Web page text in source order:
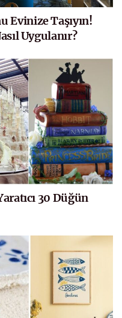
Evinize Taşıyın!
Uygulanır?
30 Düğün